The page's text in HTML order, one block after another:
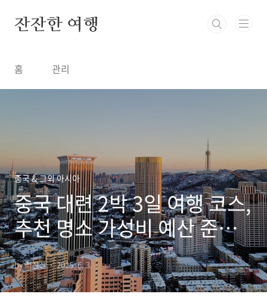
잔잔한 여행
홈 관리
중국 & 그외 아시아
중국 대련 2박 3일 여행 코스,
추천 명소 가성비 예산 준비
근교 여행지
by 최잔잔 2025. 6. 3.